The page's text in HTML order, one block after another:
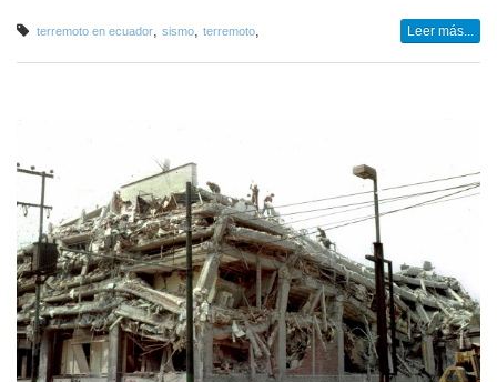
terremoto en ecuador, sismo, terremoto, Leer más...